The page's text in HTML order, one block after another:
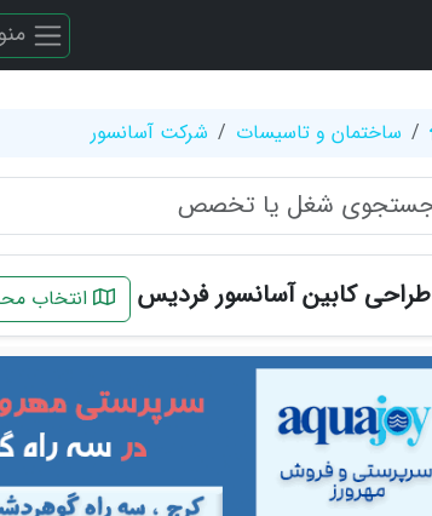
ساختمان و تاسیسات شرکت آسانسور
طراحی کابین آسانسور فردیس انتخاب